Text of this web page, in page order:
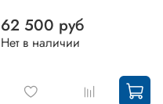
62 500 руб
Нет в наличии